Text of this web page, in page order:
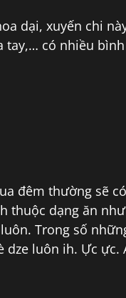
dại, xuyến chi
tay,… có nhiều
đêm thường sẽ
thuộc dạng ăn
Trong số
luôn ih. Ực ực.